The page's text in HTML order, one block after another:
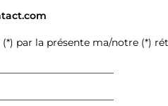
par la présente ma/notre (*)